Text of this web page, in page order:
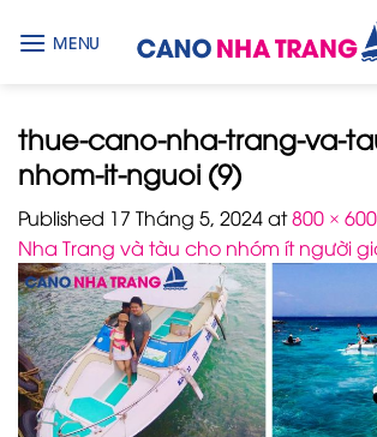
MENU
thue-cano-nha-trang-va-
nhom-it-nguoi (9)
Published 17 Tháng 5, 2024at800 × 600
Nha Trang và tàu cho nhóm ít người